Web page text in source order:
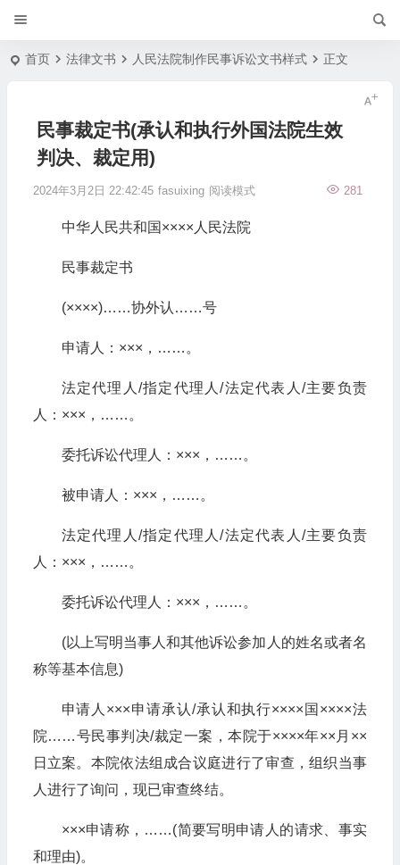
首页 法律文书 人民法院制作民事诉讼文书样式 正文
民事裁定书(承认和执行外国法院生效
判决、裁定用)
2024年3月2日 22:42:45 fasuixing 281
阅读模式
中华人民共和国××××人民法院
民事裁定书
(××××)……协外认……号
申请人：×××，……。
法定代理人/指定代理人/法定代表人/主要负责
人：×××，……。
委托诉讼代理人：×××，……。
被申请人：×××，……。
法定代理人/指定代理人/法定代表人/主要负责
人：×××，……。
委托诉讼代理人：×××，……。
(以上写明当事人和其他诉讼参加人的姓名或者名
称等基本信息)
申请人×××申请承认/承认和执行××××国××××法
院……号民事判决/裁定一案，本院于××××年××月××
日立案。本院依法组成合议庭进行了审查，组织当事
人进行了询问，现已审查终结。
×××申请称，……(简要写明申请人的请求、事实
和理由)。